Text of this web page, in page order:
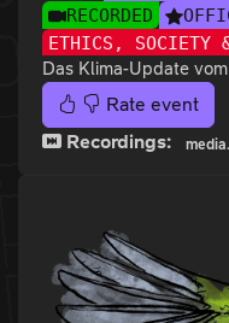
RECORDED
ETHICS, SOCIETY
Das Klima-Update
Rate event
Recordings: